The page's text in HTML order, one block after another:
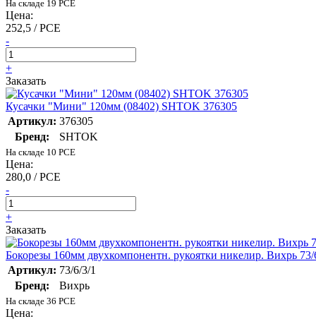
На складе 19 PCE
Цена:
252,5 / PCE
-
+
Заказать
Кусачки "Мини" 120мм (08402) SHTOK 376305
Артикул: 376305
Бренд:
SHTOK
На складе 10 PCE
Цена:
280,0 / PCE
-
+
Заказать
Бокорезы 160мм двухкомпонентн. рукоятки никелир. Вихрь 73/
Артикул: 73/6/3/1
Бренд:
Вихрь
На складе 36 PCE
Цена: